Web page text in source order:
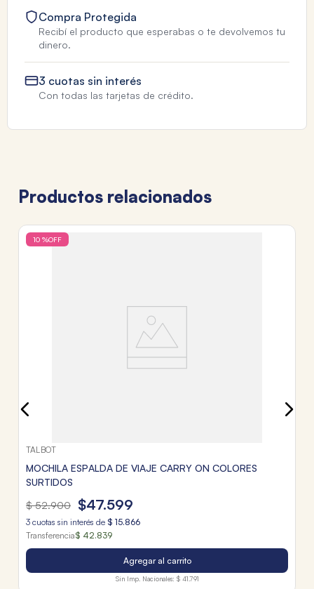
Compra Protegida
Recibí el producto que esperabas o te devolvemos tu
dinero.
3 cuotas sin interés
Con todas las tarjetas de crédito.
Productos relacionados
10 %OFF
TALBOT
MOCHILA ESPALDA DE VIAJE CARRY ON COLORES
SURTIDOS
$ 52.900 $47.599
3 cuotas sin interés de $ 15.866
Transferencia$ 42.839
Agregar al carrito
Sin Imp. Nacionales: $ 41.791